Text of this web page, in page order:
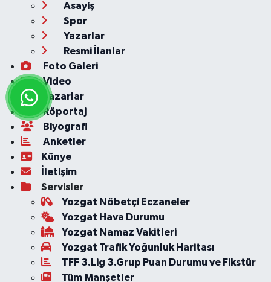
Asayiş
Spor
Yazarlar
Resmi İlanlar
Foto Galeri
Video
Yazarlar
Röportaj
Biyografi
Anketler
Künye
İletişim
Servisler
Yozgat Nöbetçi Eczaneler
Yozgat Hava Durumu
Yozgat Namaz Vakitleri
Yozgat Trafik Yoğunluk Haritası
TFF 3.Lig 3.Grup Puan Durumu ve Fikstür
Tüm Manşetler